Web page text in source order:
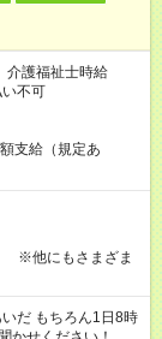
護福祉士時給
不可
支給（規定あ
※他にもさまざま
だ もちろん1日8時